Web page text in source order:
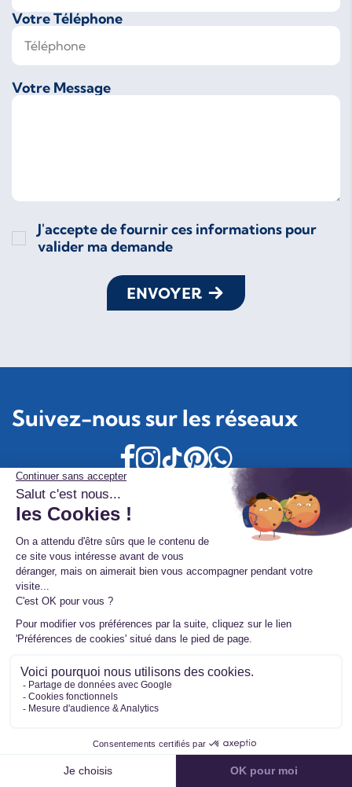
Filtrer
Votre Téléphone
Votre Message
J'accepte de fournir ces informations pour
valider ma demande
ENVOYER
Suivez-nous sur les réseaux
Suivez nos actualités